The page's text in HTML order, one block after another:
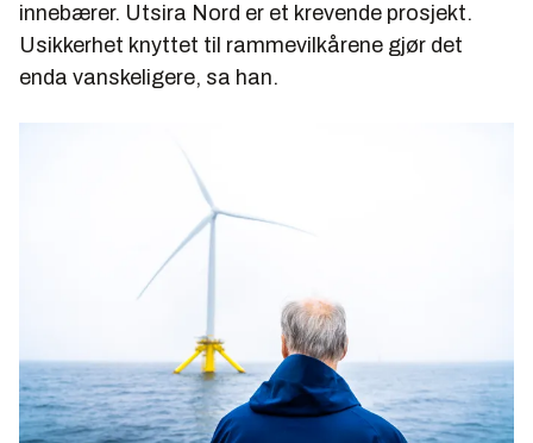
innebærer. Utsira Nord er et krevende prosjekt.
Usikkerhet knyttet til rammevilkårene gjør det
enda vanskeligere, sa han.